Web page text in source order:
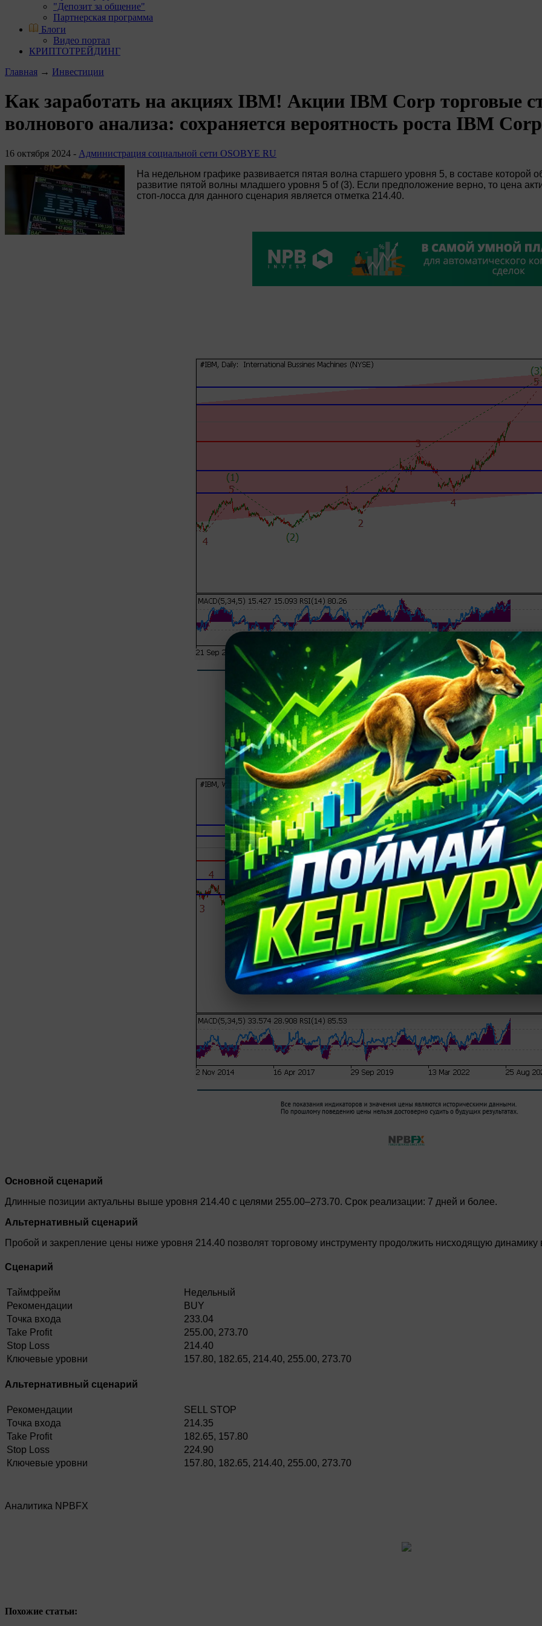
"Депозит за общение"
Партнерская программа
Блоги
Видео портал
КРИПТОТРЕЙДИНГ
Главная → Инвестиции
Как заработать на акциях IBM! Акции IBM Corp торговые
волнового анализа: сохраняется вероятность роста IBM Corp
16 октября 2024 - Администрация социальной сети OSOBYE RU
На недельном графике развивается пятая волна старшего уровня 5, в составе которой
развитие пятой волны младшего уровня 5 of (3). Если предположение верно, то цена
стоп-лосса для данного сценария является отметка 214.40.
Основной сценарий
Длинные позиции актуальны выше уровня 214.40 с целями 255.00–273.70. Срок реализации: 7 дней и более.
Альтернативный сценарий
Пробой и закрепление цены ниже уровня 214.40 позволят торговому инструменту продолжить нисходящую
Сценарий
Таймфрейм
Недельный
Рекомендации
BUY
Точка входа
233.04
Take Profit
255.00, 273.70
Stop Loss
214.40
Ключевые уровни
157.80, 182.65, 214.40, 255.00, 273.70
Альтернативный сценарий
Рекомендации
SELL STOP
Точка входа
214.35
Take Profit
182.65, 157.80
Stop Loss
224.90
Ключевые уровни
157.80, 182.65, 214.40, 255.00, 273.70
Аналитика NPBFX
Похожие статьи: